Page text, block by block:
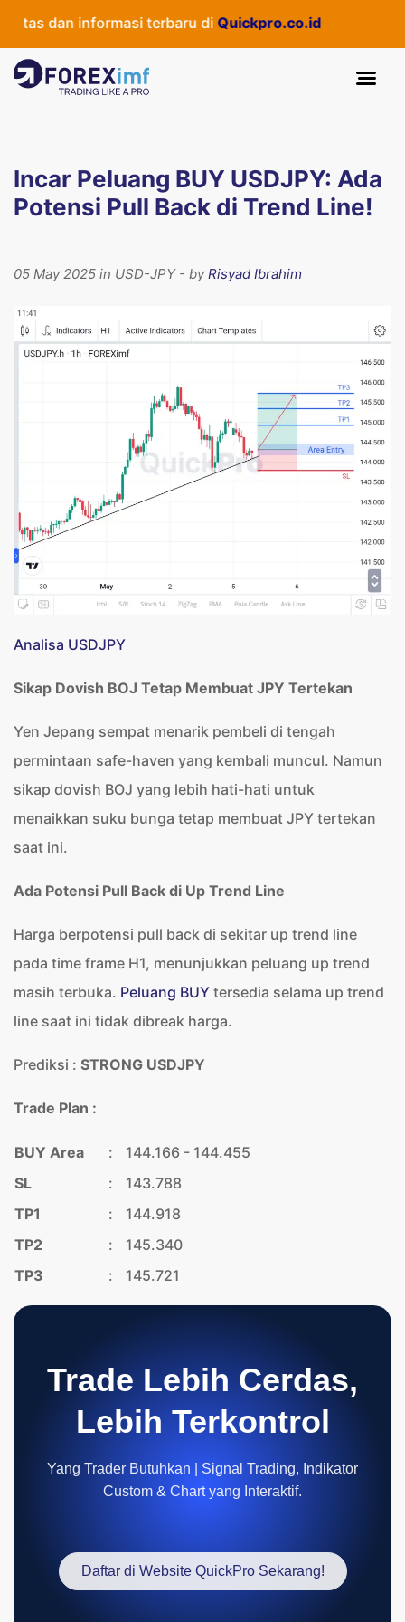
dan informasi terbaru di Quickpro.co.id
Incar Peluang BUY USDJPY: Ada
Potensi Pull Back di Trend Line!
05 May 2025 in USD-JPY - byRisyad Ibrahim
Analisa USDJPY
Sikap Dovish BOJ Tetap Membuat JPY Tertekan
Yen Jepang sempat menarik pembeli di tengah
permintaan safe-haven yang kembali muncul. Namun
sikap dovish BOJ yang lebih hati-hati untuk
menaikkan suku bunga tetap membuat JPY tertekan
saat ini.
Ada Potensi Pull Back di Up Trend Line
Harga berpotensi pull back di sekitar up trend line
pada time frame H1, menunjukkan peluang up trend
masih terbuka. Peluang BUY tersedia selama up trend
line saat ini tidak dibreak harga.
Prediksi : STRONG USDJPY
Trade Plan :
BUY Area :
144.166 - 144.455
SL
:
143.788
TP1
:
144.918
TP2
:
145.340
TP3
: 145.721
Trade Lebih Cerdas,
Lebih Terkontrol
Yang Trader Butuhkan | Signal Trading, Indikator
Custom & Chart yang Interaktif.
Daftar di Website QuickPro Sekarang!